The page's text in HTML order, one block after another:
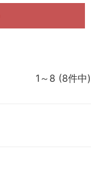
1～8 (8件中)